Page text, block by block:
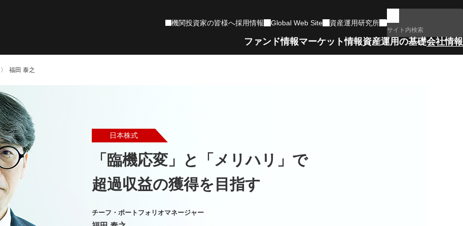
機関投資家の皆様へ採用情報 Global Web Site 資産運用研究所
ファンド情報
お気に入りファンド
特設サイト
野村アセットのETF
NEXT FUNDS
野村アセットの
確定拠出年金（DC）ファンド
投資機会が広がる
プライベートアセット
動画・特設サイト集
関連情報
マーケット情報
投資環境レポート
指数から選ぶ
地域から選ぶ
日本 アジア・オセアニア 中南米 アフリカ
資産運用の基礎
資産運用を知る
お金を育てる研究所 投資の知識やお悩みをお客さまに寄り添ってサポートします
資産運用スタート編 資産運用ステップアップ編 今から備えるセカンドライフ編
ETFを知る
ETF（上場企業信託）の基礎や専門家によるコラムなど、
会社情報
野村アセットマネジメントについて
目で見る野村アセットマネジメント
サステナビリティ
コーポレートサステナビリティ
お客様本位の業務運営
方針 ファンドレビュー
投資理念
福田 泰之
日本株式
「臨機応変」と「メリハリ」で
超過収益の獲得を目指す
チーフ・ポートフォリオマネージャー